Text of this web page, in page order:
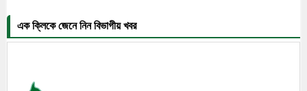
এক ক্লিকে জেনে নিন বিভাগীয় খবর